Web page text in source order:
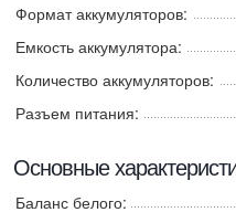
Формат аккумуляторов:
Емкость аккумулятора:
Количество аккумуляторов:
Разъем питания:
Основные
Баланс белого: